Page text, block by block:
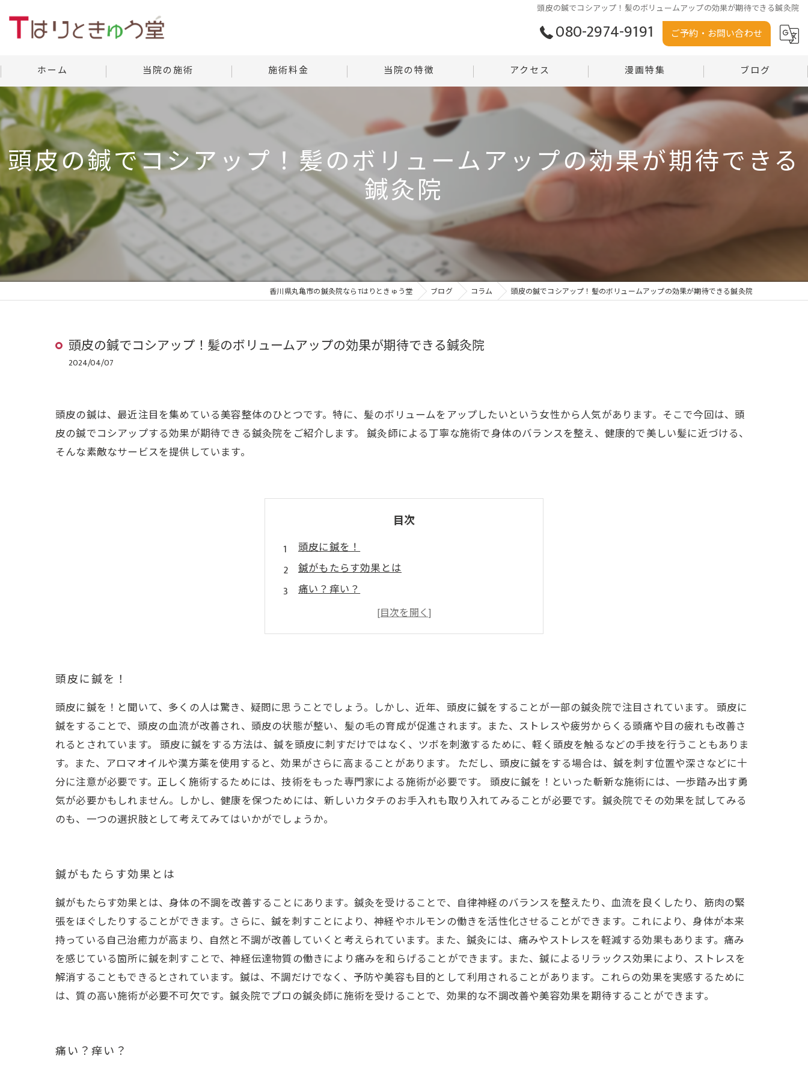
頭皮の鍼でコシアップ！髪のボリュームアップの効果が期待できる鍼灸院
080-2974-9191 ご予約・お問い合わせ
ホーム 当院の施術
美容鍼灸
施術料金
当院の様子
当院の特徴
肩こり
首
アクセス
Tはりときゅう堂
Tはりときゅう堂 沼田店
漫画特集 ブログ
コラム
頭皮の鍼でコシアップ！髪のボリュームアップの効果が期待できる
鍼灸院
香川県丸亀市の鍼灸院ならTはりときゅう堂 ブログ コラム 頭皮の鍼でコシアップ！髪のボリュームアップの効果が期待できる鍼灸院
頭皮の鍼でコシアップ！髪のボリュームアップの効果が期待できる鍼灸院
2024/04/07
頭皮の鍼は、最近注目を集めている美容整体のひとつです。特に、髪のボリュームをアップしたいという女性から人気があります。そこで今回は、頭
皮の鍼でコシアップする効果が期待できる鍼灸院をご紹介します。 鍼灸師による丁寧な施術で身体のバランスを整え、健康的で美しい髪に近づける、
そんな素敵なサービスを提供しています。
目次
頭皮に鍼を！
鍼がもたらす効果とは
痛い？痒い？
美容にも健康にも
頭皮に鍼を！
頭皮に鍼を！と聞いて、多くの人は驚き、疑問に思うことでしょう。しかし、近年、頭皮に鍼をすることが一部の鍼灸院で注目されています。 頭皮に
鍼をすることで、頭皮の血流が改善され、頭皮の状態が整い、髪の毛の育成が促進されます。また、ストレスや疲労からくる頭痛や目の疲れも改善さ
れるとされています。 頭皮に鍼をする方法は、鍼を頭皮に刺すだけではなく、ツボを刺激するために、軽く頭皮を触るなどの手技を行うこともありま
す。また、アロマオイルや漢方薬を使用すると、効果がさらに高まることがあります。 ただし、頭皮に鍼をする場合は、鍼を刺す位置や深さなどに十
分に注意が必要です。正しく施術するためには、技術をもった専門家による施術が必要です。 頭皮に鍼を！といった斬新な施術には、一歩踏み出す勇
気が必要かもしれません。しかし、健康を保つためには、新しいカタチのお手入れも取り入れてみることが必要です。鍼灸院でその効果を試してみる
のも、一つの選択肢として考えてみてはいかがでしょうか。
鍼がもたらす効果とは
鍼がもたらす効果とは、身体の不調を改善することにあります。鍼灸を受けることで、自律神経のバランスを整えたり、血流を良くしたり、筋肉の緊
張をほぐしたりすることができます。さらに、鍼を刺すことにより、神経やホルモンの働きを活性化させることができます。これにより、身体が本来
持っている自己治癒力が高まり、自然と不調が改善していくと考えられています。また、鍼灸には、痛みやストレスを軽減する効果もあります。痛み
を感じている箇所に鍼を刺すことで、神経伝達物質の働きにより痛みを和らげることができます。また、鍼によるリラックス効果により、ストレスを
解消することもできるとされています。鍼は、不調だけでなく、予防や美容も目的として利用されることがあります。これらの効果を実感するために
は、質の高い施術が必要不可欠です。鍼灸院でプロの鍼灸師に施術を受けることで、効果的な不調改善や美容効果を期待することができます。
痛い？痒い？